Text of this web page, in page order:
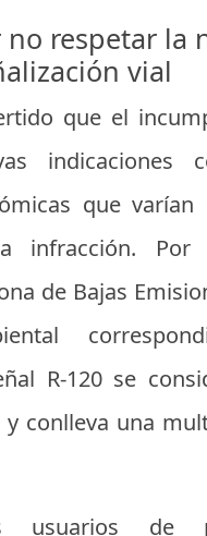
respetar la
vial
que el
indicaciones
que varían
infracción. Por
de Bajas
R-120 se
conlleva una
usuarios de